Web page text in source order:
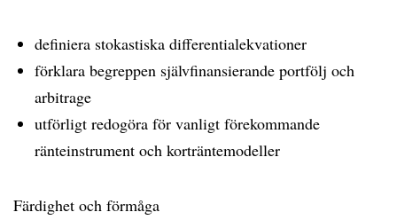
definiera stokastiska differentialekvationer
förklara begreppen självfinansierande portfölj och
arbitrage
utförligt redogöra för vanligt förekommande
ränteinstrument och korträntemodeller
Färdighet och förmåga